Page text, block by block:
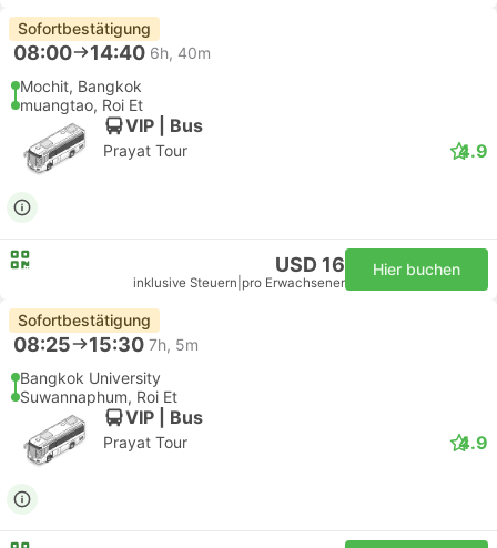
Sofortbestätigung
08:00 14:40 6h, 40m
Mochit, Bangkok
muangtao, Roi Et
VIP | Bus
Prayat Tour 4.9
USD 16
inklusive Steuern pro Erwachsener
Hier buchen
Sofortbestätigung
08:25 15:30 7h, 5m
Bangkok University
Suwannaphum, Roi Et
VIP | Bus
Prayat Tour 4.9